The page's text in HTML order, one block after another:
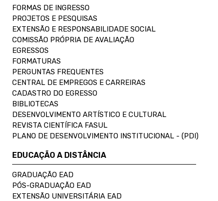
FORMAS DE INGRESSO
PROJETOS E PESQUISAS
EXTENSÃO E RESPONSABILIDADE SOCIAL
COMISSÃO PRÓPRIA DE AVALIAÇÃO
EGRESSOS
FORMATURAS
PERGUNTAS FREQUENTES
CENTRAL DE EMPREGOS E CARREIRAS
CADASTRO DO EGRESSO
BIBLIOTECAS
DESENVOLVIMENTO ARTÍSTICO E CULTURAL
REVISTA CIENTÍFICA FASUL
PLANO DE DESENVOLVIMENTO INSTITUCIONAL - (PDI)
EDUCAÇÃO A DISTÂNCIA
GRADUAÇÃO EAD
PÓS-GRADUAÇÃO EAD
EXTENSÃO UNIVERSITÁRIA EAD